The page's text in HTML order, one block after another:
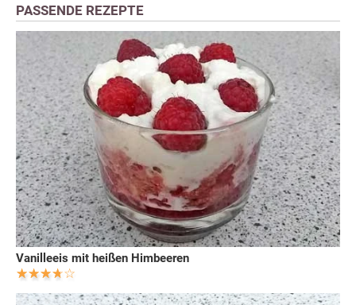
PASSENDE REZEPTE
Vanilleeis mit heißen Himbeeren